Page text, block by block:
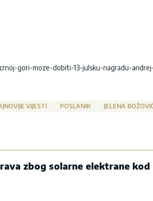
gori-moze-dobiti-13-julsku-nagradu-
VIJESTI POSLANIK JELENA
zbog solarne elektrane